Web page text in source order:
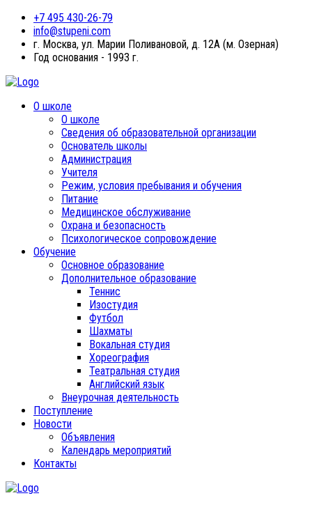
+7 495 430-26-79
info@stupeni.com
г. Москва, ул. Марии Поливановой, д. 12А (м. Озерная)
Год основания - 1993 г.
О школе
О школе
Сведения об образовательной организации
Основатель школы
Администрация
Учителя
Режим, условия пребывания и обучения
Питание
Медицинское обслуживание
Охрана и безопасность
Психологическое сопровождение
Обучение
Основное образование
Дополнительное образование
Теннис
Изостудия
Футбол
Шахматы
Вокальная студия
Хореография
Театральная студия
Английский язык
Внеурочная деятельность
Поступление
Новости
Объявления
Календарь мероприятий
Контакты